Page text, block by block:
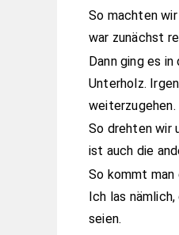
So machten
war zunächst
Dann ging es
Unterholz.
weiterzugehen.
So drehten wir
ist auch die
So kommt
Ich las
seien.